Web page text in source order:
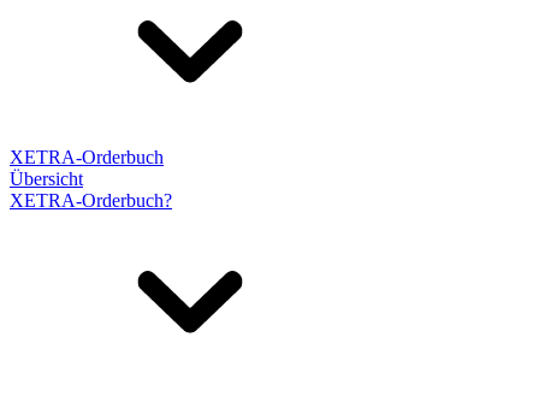
XETRA-Orderbuch
Übersicht
XETRA-Orderbuch?